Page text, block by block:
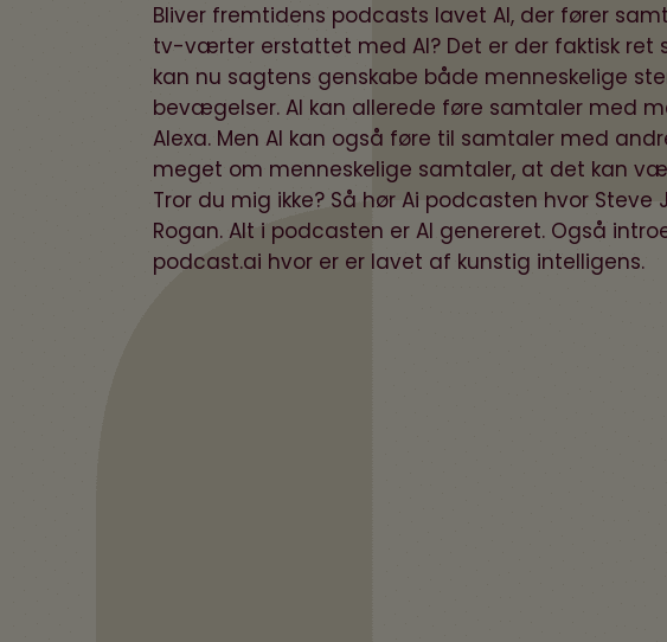
Bliver fremtidens podcasts lavet AI, der fører
tv-værter erstattet med AI? Det er der faktisk ret
kan nu sagtens genskabe både menneskelige
bevægelser. AI kan allerede føre samtaler med
Alexa. Men AI kan også føre til samtaler med
meget om menneskelige samtaler, at det kan
Tror du mig ikke? Så hør Ai podcasten hvor
Rogan. Alt i podcasten er AI genereret. Også
podcast.ai hvor er er lavet af kunstig intelligens.